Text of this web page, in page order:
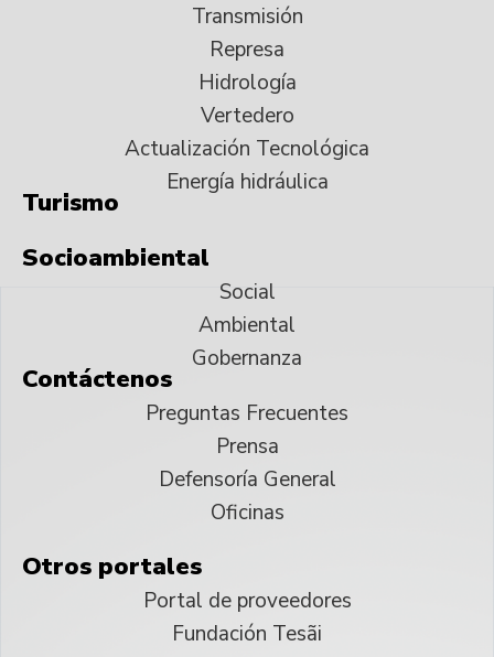
Transmisión
Represa
Hidrología
Vertedero
Actualización Tecnológica
Energía hidráulica
Turismo
Socioambiental
Social
Ambiental
Gobernanza
Contáctenos
Preguntas Frecuentes
Prensa
Defensoría General
Oficinas
Otros portales
Portal de proveedores
Fundación Tesãi